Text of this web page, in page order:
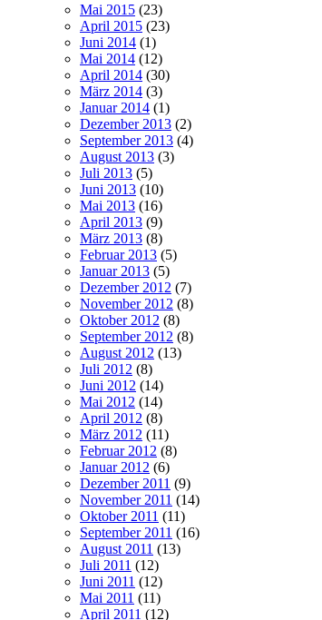
Mai 2015 (23)
April 2015 (23)
Juni 2014 (1)
Mai 2014 (12)
April 2014 (30)
März 2014 (3)
Januar 2014 (1)
Dezember 2013 (2)
September 2013 (4)
August 2013 (3)
Juli 2013 (5)
Juni 2013 (10)
Mai 2013 (16)
April 2013 (9)
März 2013 (8)
Februar 2013 (5)
Januar 2013 (5)
Dezember 2012 (7)
November 2012 (8)
Oktober 2012 (8)
September 2012 (8)
August 2012 (13)
Juli 2012 (8)
Juni 2012 (14)
Mai 2012 (14)
April 2012 (8)
März 2012 (11)
Februar 2012 (8)
Januar 2012 (6)
Dezember 2011 (9)
November 2011 (14)
Oktober 2011 (11)
September 2011 (16)
August 2011 (13)
Juli 2011 (12)
Juni 2011 (12)
Mai 2011 (11)
April 2011 (12)